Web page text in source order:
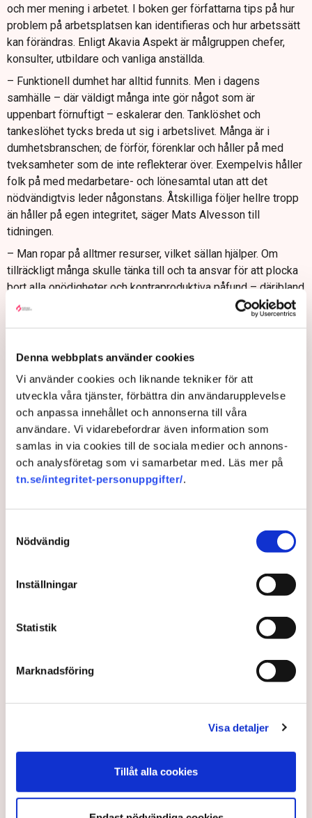
Denna webbplats använder cookies
Vi använder cookies och liknande tekniker för att
utveckla våra tjänster, förbättra din användarupplevelse
och anpassa innehållet och annonserna till våra
användare. Vi vidarebefordrar även information som
samlas in via cookies till de sociala medier och annons-
och analysföretag som vi samarbetar med. Läs mer på
tn.se/integritet-personuppgifter/.
Nödvändig
Inställningar
Statistik
Marknadsföring
Visa detaljer
Tillåt alla cookies
och mer mening i arbetet. I boken ger författarna tips på hur
problem på arbetsplatsen kan identifieras och hur arbetssätt
kan förändras. Enligt Akavia Aspekt är målgruppen chefer,
konsulter, utbildare och vanliga anställda.
– Funktionell dumhet har alltid funnits. Men i dagens
samhälle – där väldigt många inte gör något som är
uppenbart förnuftigt – eskalerar den. Tanklöshet och
tankeslöhet tycks breda ut sig i arbetslivet. Många är i
dumhetsbranschen; de förför, förenklar och håller på med
tveksamheter som de inte reflekterar över. Exempelvis håller
folk på med medarbetare- och lönesamtal utan att det
nödvändigtvis leder någonstans. Åtskilliga följer hellre tropp
än håller på egen integritet, säger Mats Alvesson till
tidningen.
– Man ropar på alltmer resurser, vilket sällan hjälper. Om
tillräckligt många skulle tänka till och ta ansvar för att plocka
bort alla onödigheter och kontraproduktiva påfund – däribland
värdegrundsövningar, vissa utvecklingsprojekt och
dokumentationer som inte leder någon vart – skulle vi ha
bättre resultat, fortsätter han.
Så motverkar du dumhet på
arbetsplatsen
Tänk till! Vad är meningsfullt, motiverat och vad
bidrar till ett bättre resultat?
Fundera på hur ni kan göra på andra sätt utan att
följa det senaste modet eller imitera andra men
någon på tårna som tycker möten, planer,
dokumentation och visions- och värdegrundsprat är
föga men har högt floskelinnehåll och där alla bara
om. Exempel på sådana ord är: tillit, kvalitet,
som alla kan vända sig till! Denna grupp kan
sammanställa en lista över sådant som anställda
ser som tveksamt eller negativt. Sedan kan man
rösta på lämpliga objekt som bör plockas bort eller
Källa: Mats Alvesson/Akavia Aspekt
Akavia Aspekt: Så motverkar du dumhet på arbetsplatsen